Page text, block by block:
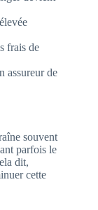
frais de
assureur de
souvent
parfois le
dit,
cette